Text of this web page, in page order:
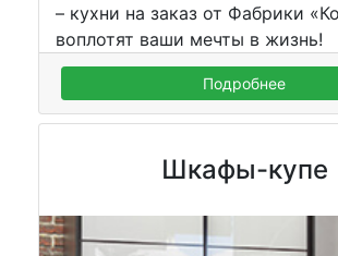
– кухни на заказ от Фабрики
воплотят ваши мечты в жизнь!
Подробнее
Шкафы-купе